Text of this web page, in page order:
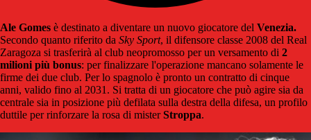
Ale Gomes è destinato a diventare un nuovo giocatore del Venezia.
Secondo quanto riferito da Sky Sport, il difensore classe 2008 del Real
Zaragoza si trasferirà al club neopromosso per un versamento di 2
milioni più bonus: per finalizzare l'operazione mancano solamente le
firme dei due club. Per lo spagnolo è pronto un contratto di cinque
anni, valido fino al 2031. Si tratta di un giocatore che può agire sia da
centrale sia in posizione più defilata sulla destra della difesa, un profilo
duttile per rinforzare la rosa di misterStroppa.